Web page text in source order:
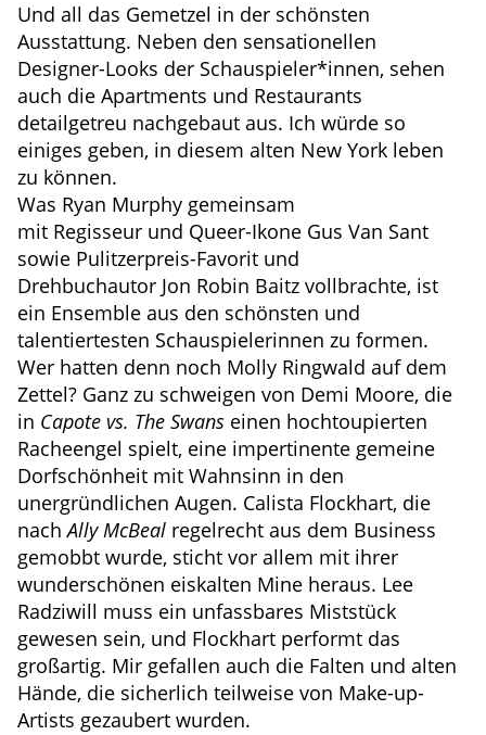
Und all das Gemetzel in der schönsten
Ausstattung. Neben den sensationellen
Designer-Looks der Schauspieler*innen, sehen
auch die Apartments und Restaurants
detailgetreu nachgebaut aus. Ich würde so
einiges geben, in diesem alten New York leben
zu können.
Was Ryan Murphy gemeinsam
mit Regisseur und Queer-Ikone Gus Van Sant
sowie Pulitzerpreis-Favorit und
Drehbuchautor Jon Robin Baitz vollbrachte, ist
ein Ensemble aus den schönsten und
talentiertesten Schauspielerinnen zu formen.
Wer hatten denn noch Molly Ringwald auf dem
Zettel? Ganz zu schweigen von Demi Moore, die
in Capote vs. The Swans einen hochtoupierten
Racheengel spielt, eine impertinente gemeine
Dorfschönheit mit Wahnsinn in den
unergründlichen Augen. Calista Flockhart, die
nachAlly McBeal regelrecht aus dem Business
gemobbt wurde, sticht vor allem mit ihrer
wunderschönen eiskalten Mine heraus. Lee
Radziwill muss ein unfassbares Miststück
gewesen sein, und Flockhart performt das
großartig. Mir gefallen auch die Falten und alten
Hände, die sicherlich teilweise von Make-up-
Artists gezaubert wurden.